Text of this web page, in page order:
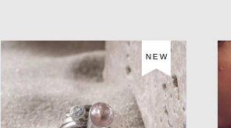
NEW